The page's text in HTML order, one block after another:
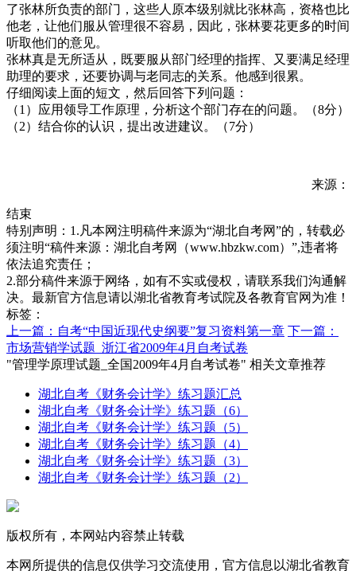
了张林所负责的部门，这些人原本级别就比张林高，资格也比
他老，让他们服从管理很不容易，因此，张林要花更多的时间
听取他们的意见。
张林真是无所适从，既要服从部门经理的指挥、又要满足经理
助理的要求，还要协调与老同志的关系。他感到很累。
仔细阅读上面的短文，然后回答下列问题：
（1）应用领导工作原理，分析这个部门存在的问题。（8分）
（2）结合你的认识，提出改进建议。（7分）
来源：
结束
特别声明：1.凡本网注明稿件来源为“湖北自考网”的，转载必
须注明“稿件来源：湖北自考网（www.hbzkw.com）”,违者将
依法追究责任；
2.部分稿件来源于网络，如有不实或侵权，请联系我们沟通解
决。最新官方信息请以湖北省教育考试院及各教育官网为准！
标签：
上一篇：自考“中国近现代史纲要”复习资料第一章 下一篇：
市场营销学试题_浙江省2009年4月自考试卷
"管理学原理试题_全国2009年4月自考试卷" 相关文章推荐
湖北自考《财务会计学》练习题汇总
湖北自考《财务会计学》练习题（6）
湖北自考《财务会计学》练习题（5）
湖北自考《财务会计学》练习题（4）
湖北自考《财务会计学》练习题（3）
湖北自考《财务会计学》练习题（2）
版权所有，本网站内容禁止转载
本网所提供的信息仅供学习交流使用，官方信息以湖北省教育